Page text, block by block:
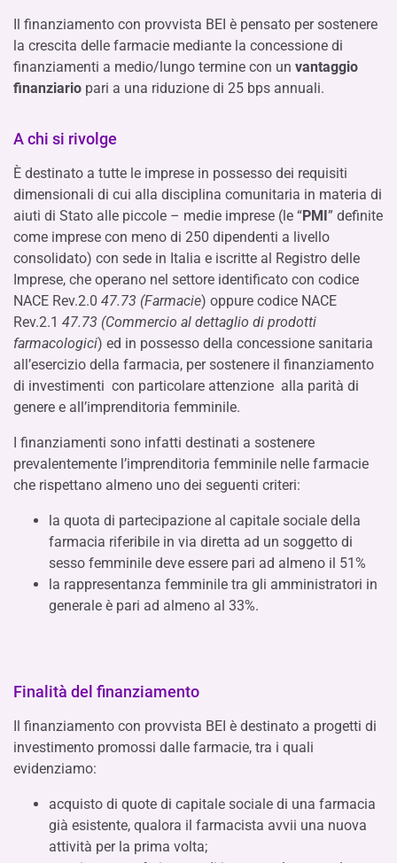
Il finanziamento con provvista BEI è pensato per sostenere
la crescita delle farmacie mediante la concessione di
finanziamenti a medio/lungo termine con un vantaggio
finanziario pari a una riduzione di 25 bps annuali.
A chi si rivolge
È destinato a tutte le imprese in possesso dei requisiti
dimensionali di cui alla disciplina comunitaria in materia di
aiuti di Stato alle piccole – medie imprese (le “PMI” definite
come imprese con meno di 250 dipendenti a livello
consolidato) con sede in Italia e iscritte al Registro delle
Imprese, che operano nel settore identificato con codice
NACE Rev.2.0 47.73 (Farmacie) oppure codice NACE
Rev.2.1 47.73 (Commercio al dettaglio di prodotti
farmacologici) ed in possesso della concessione sanitaria
all’esercizio della farmacia, per sostenere il finanziamento
di investimenti con particolare attenzione alla parità di
genere e all’imprenditoria femminile.
I finanziamenti sono infatti destinati a sostenere
prevalentemente l’imprenditoria femminile nelle farmacie
che rispettano almeno uno dei seguenti criteri:
la quota di partecipazione al capitale sociale della
farmacia riferibile in via diretta ad un soggetto di
sesso femminile deve essere pari ad almeno il 51%
la rappresentanza femminile tra gli amministratori in
generale è pari ad almeno al 33%.
Finalità del finanziamento
Il finanziamento con provvista BEI è destinato a progetti di
investimento promossi dalle farmacie, tra i quali
evidenziamo:
acquisto di quote di capitale sociale di una farmacia
già esistente, qualora il farmacista avvii una nuova
attività per la prima volta;